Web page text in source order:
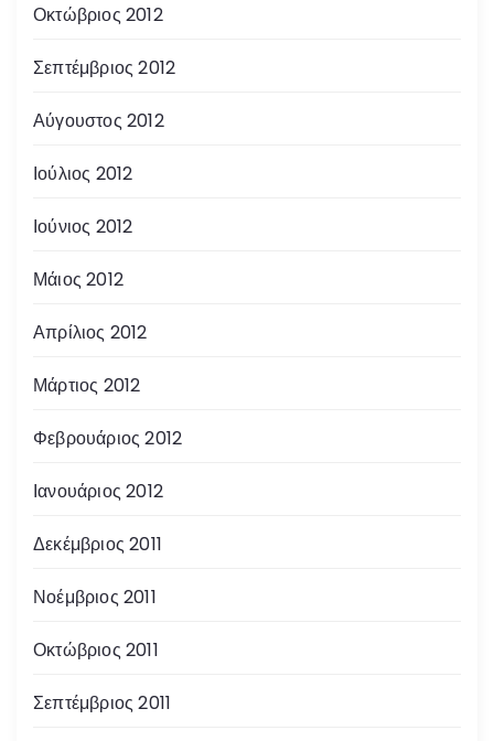
Οκτώβριος 2012
Σεπτέμβριος 2012
Αύγουστος 2012
Ιούλιος 2012
Ιούνιος 2012
Μάιος 2012
Απρίλιος 2012
Μάρτιος 2012
Φεβρουάριος 2012
Ιανουάριος 2012
Δεκέμβριος 2011
Νοέμβριος 2011
Οκτώβριος 2011
Σεπτέμβριος 2011